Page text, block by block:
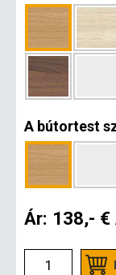
A bútortest
Ár: 138,- €